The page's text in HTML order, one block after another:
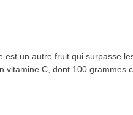
un autre fruit qui surpasse
C, dont 100 grammes